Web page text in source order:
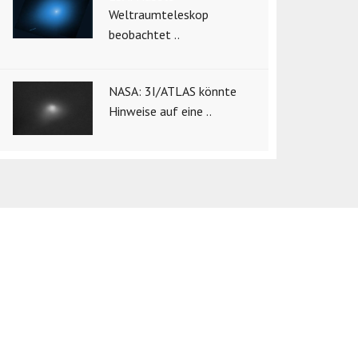
Weltraumteleskop
beobachtet ..
NASA: 3I/ATLAS könnte
Hinweise auf eine ..